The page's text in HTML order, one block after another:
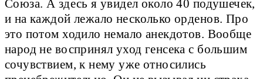
Союза. А здесь я увидел около 40 подушечек,
и на каждой лежало несколько орденов. Про
это потом ходило немало анекдотов. Вообще
народ не воспринял уход генсека с большим
сочувствием, к нему уже относились